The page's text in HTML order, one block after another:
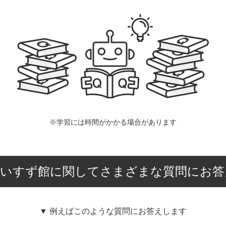
※学習には時間がかかる場合があります
すず館に関してさまざまな質問にお
▼ 例えばこのような質問にお答えします